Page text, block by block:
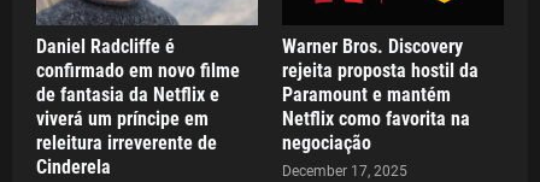
Daniel Radcliffe é
confirmado em novo filme
de fantasia da Netflix e
viverá um príncipe em
releitura irreverente de
Cinderela
Warner Bros. Discovery
rejeita proposta hostil da
Paramount e mantém
Netflix como favorita na
negociação
December 17, 2025